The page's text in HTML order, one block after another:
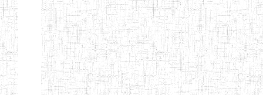
INSTITUTE
CEFED/SPED/TTI
SANTA
17/11/2008 ENIEG
PTTC MBENGWI 06/08/1990 ENIEG